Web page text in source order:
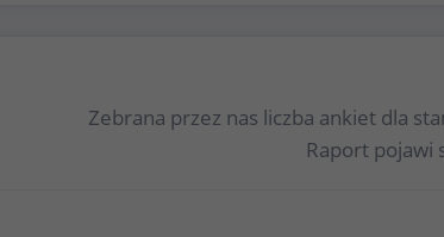
Zebrana przez nas liczba ankiet dla
Raport pojawi